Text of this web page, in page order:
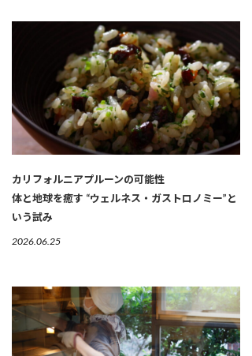
カリフォルニアプルーンの可能性
体と地球を癒す “ウェルネス・ガストロノミー”と
いう試み
2026.06.25